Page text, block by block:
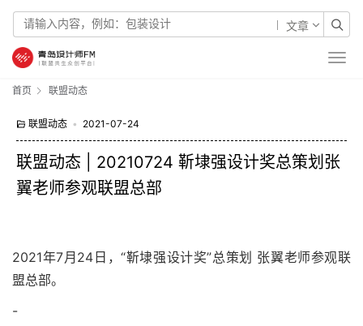
文章
首页 联盟动态
联盟动态 • 2021-07-24
联盟动态 | 20210724 靳埭强设计奖总策划张
翼老师参观联盟总部
2021年7月24日，“靳埭强设计奖”总策划 张翼老师参观联
盟总部。
-